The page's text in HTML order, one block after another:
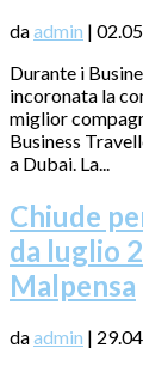
daadmin |
Durante i
incoronata la
miglior
Business
a Dubai. La...
Chiude
da luglio
Malpensa
daadmin |